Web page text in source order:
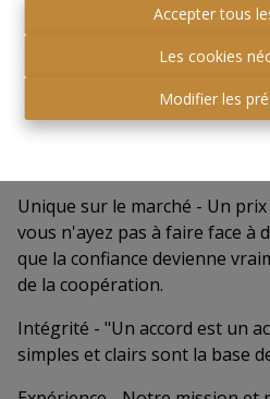
Accepter tous
Les cookies
Modifier les
Qualité - L'achat d'un bien
important sur l'acheteur.
essentielle pour nous.
Orientation vers les
au centre de nos
Unique sur le marché - Un
vous n'ayez pas à faire face à
que la confiance devienne
de la coopération.
Intégrité - "Un accord est un
simples et clairs sont la base